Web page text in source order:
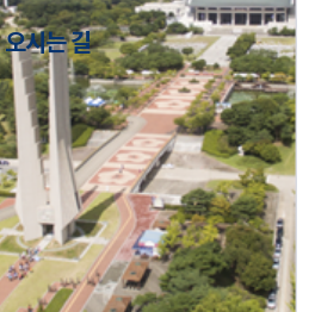
오시는 길